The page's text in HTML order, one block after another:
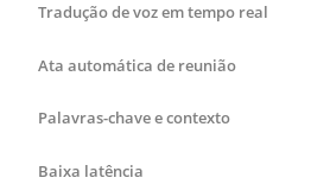
Tradução de voz em tempo real
Ata automática de reunião
Palavras-chave e contexto
Baixa latência